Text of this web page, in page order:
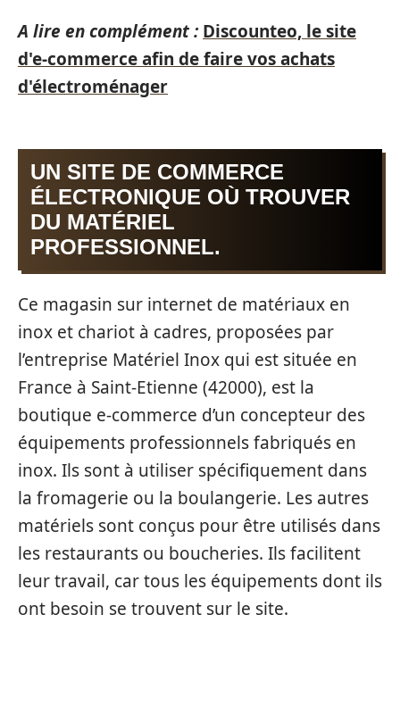
A lire en complément : Discounteo, le site
d'e-commerce afin de faire vos achats
d'électroménager
UN SITE DE COMMERCE
ÉLECTRONIQUE OÙ TROUVER
DU MATÉRIEL
PROFESSIONNEL.
Ce magasin sur internet de matériaux en
inox et chariot à cadres, proposées par
l’entreprise Matériel Inox qui est située en
France à Saint-Etienne (42000), est la
boutique e-commerce d’un concepteur des
équipements professionnels fabriqués en
inox. Ils sont à utiliser spécifiquement dans
la fromagerie ou la boulangerie. Les autres
matériels sont conçus pour être utilisés dans
les restaurants ou boucheries. Ils facilitent
leur travail, car tous les équipements dont ils
ont besoin se trouvent sur le site.